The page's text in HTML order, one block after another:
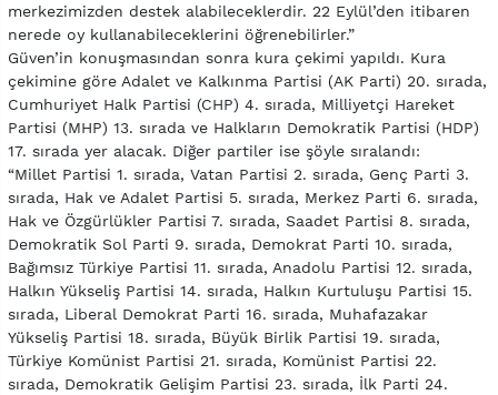
merkezimizden destek alabileceklerdir. 22 Eylül’den itibaren
nerede oy kullanabileceklerini öğrenebilirler.”
Güven’in konuşmasından sonra kura çekimi yapıldı. Kura
çekimine göre Adalet ve Kalkınma Partisi (AK Parti) 20. sırada,
Cumhuriyet Halk Partisi (CHP) 4. sırada, Milliyetçi Hareket
Partisi (MHP) 13. sırada ve Halkların Demokratik Partisi (HDP)
17. sırada yer alacak. Diğer partiler ise şöyle sıralandı:
“Millet Partisi 1. sırada, Vatan Partisi 2. sırada, Genç Parti 3.
sırada, Hak ve Adalet Partisi 5. sırada, Merkez Parti 6. sırada,
Hak ve Özgürlükler Partisi 7. sırada, Saadet Partisi 8. sırada,
Demokratik Sol Parti 9. sırada, Demokrat Parti 10. sırada,
Bağımsız Türkiye Partisi 11. sırada, Anadolu Partisi 12. sırada,
Halkın Yükseliş Partisi 14. sırada, Halkın Kurtuluşu Partisi 15.
sırada, Liberal Demokrat Parti 16. sırada, Muhafazakar
Yükseliş Partisi 18. sırada, Büyük Birlik Partisi 19. sırada,
Türkiye Komünist Partisi 21. sırada, Komünist Partisi 22.
sırada, Demokratik Gelişim Partisi 23. sırada, İlk Parti 24.